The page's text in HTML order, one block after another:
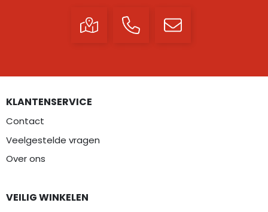
KLANTENSERVICE
Contact
Veelgestelde vragen
Over ons
VEILIG WINKELEN